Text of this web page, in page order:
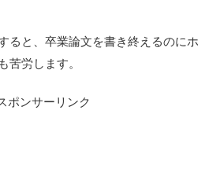
ると、卒業論文を書き終えるのにホ
苦労します。
ポンサーリンク